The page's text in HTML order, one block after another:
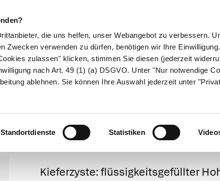
die uns helfen, unser Webangebot zu verbessern.
Zwecken verwenden zu dürfen, benötigen wir Ihre
zulassen" klicken, stimmen Sie diesen (jederzeit
nach Art. 49 (1) (a) DSGVO. Unter "Nur notwendige
ablehnen. Sie können Ihre Auswahl jederzeit unter
Standortdienste Statistiken
Naturheilkunde Eltern & Kind
Kieferzysten
Kieferzyste:flüssigkeitsgefüllter